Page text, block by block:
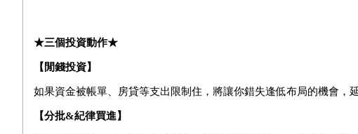
★三個投資動作★
【閒錢投資】
如果資金被帳單、房貸等支出限制住，將讓你錯失逢低布局的機會，
【分批&紀律買進】